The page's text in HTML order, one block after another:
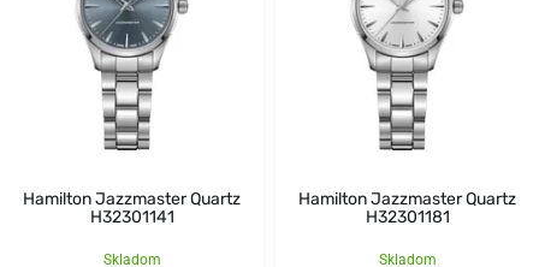
Hamilton Jazzmaster Quartz
H32301141
Skladom
Hamilton Jazzmaster Quartz
H32301181
Skladom